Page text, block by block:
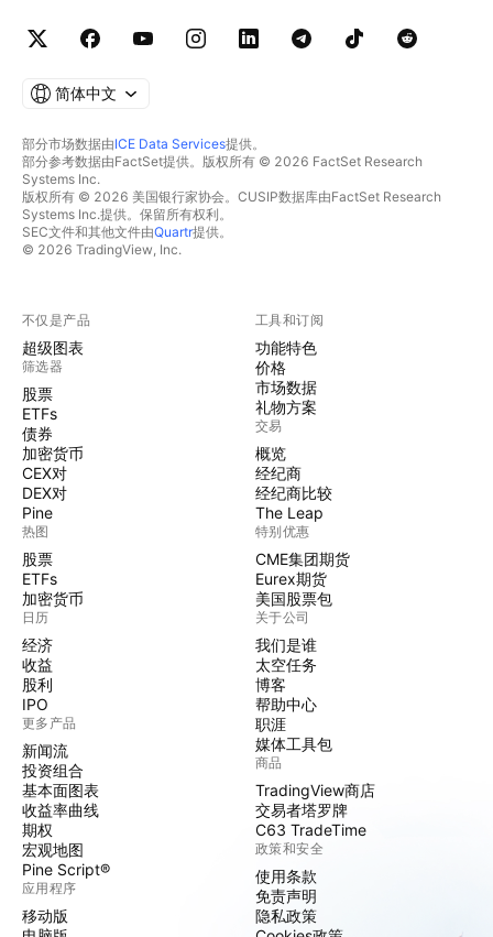
简体中文
部分市场数据由ICE Data Services提供。
部分参考数据由FactSet提供。版权所有 © 2026 FactSet Research
Systems Inc.
版权所有 © 2026 美国银行家协会。CUSIP数据库由FactSet Research
Systems Inc.提供。保留所有权利。
SEC文件和其他文件由Quartr提供。
© 2026 TradingView, Inc.
不仅是产品
超级图表
筛选器
股票
ETFs
债券
加密货币
CEX对
DEX对
Pine
热图
股票
ETFs
加密货币
日历
经济
收益
股利
IPO
更多产品
新闻流
投资组合
基本面图表
收益率曲线
期权
宏观地图
Pine Script®
应用程序
移动版
工具和订阅
功能特色
价格
市场数据
礼物方案
交易
概览
经纪商
经纪商比较
The Leap
特别优惠
CME集团期货
Eurex期货
美国股票包
关于公司
我们是谁
太空任务
博客
帮助中心
职涯
媒体工具包
商品
TradingView商店
交易者塔罗牌
C63 TradeTime
政策和安全
使用条款
免责声明
隐私政策